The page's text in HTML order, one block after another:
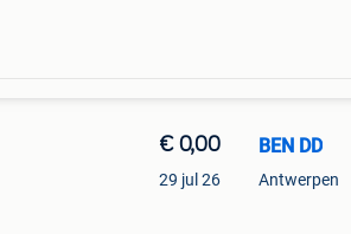
€ 0,00
29 jul 26
BEN DD
Antwerpen